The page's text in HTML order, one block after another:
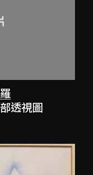
透視圖